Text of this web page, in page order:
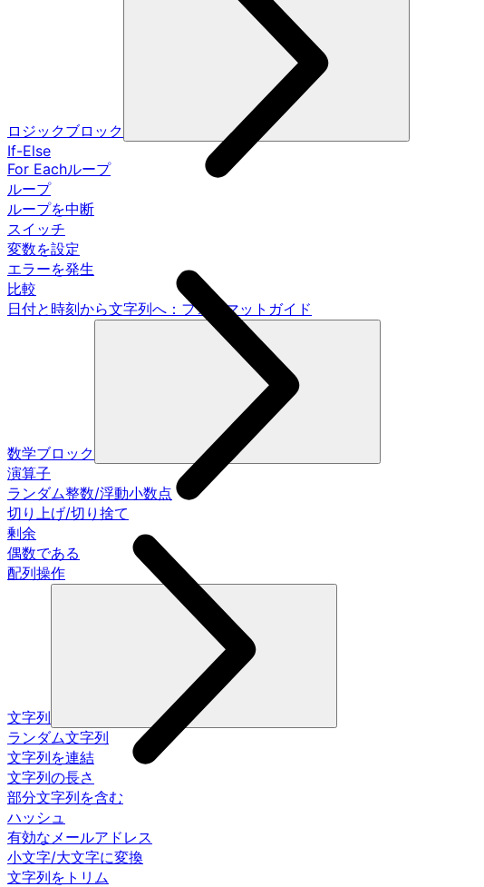
ロジックブロック
If-Else
For Eachループ
ループ
ループを中断
スイッチ
変数を設定
エラーを発生
比較
日付と時刻から文字列へ：フォーマットガイド
数学ブロック
演算子
ランダム整数/浮動小数点
切り上げ/切り捨て
剰余
偶数である
配列操作
文字列
ランダム文字列
文字列を連結
文字列の長さ
部分文字列を含む
ハッシュ
有効なメールアドレス
小文字/大文字に変換
文字列をトリム